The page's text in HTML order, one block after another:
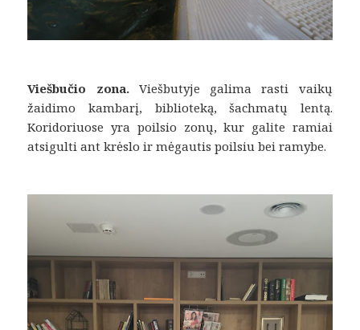
Viešbučio zona. Viešbutyje galima rasti vaikų
žaidimo kambarį, biblioteką, šachmatų lentą.
Koridoriuose yra poilsio zonų, kur galite ramiai
atsigulti ant krėslo ir mėgautis poilsiu bei ramybe.